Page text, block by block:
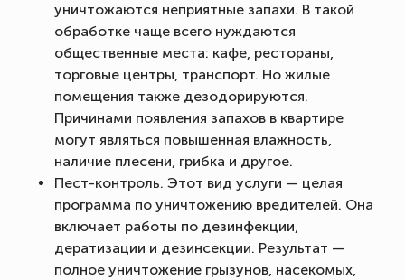
уничтожаются неприятные запахи. В такой
обработке чаще всего нуждаются
общественные места: кафе, рестораны,
торговые центры, транспорт. Но жилые
помещения также дезодорируются.
Причинами появления запахов в квартире
могут являться повышенная влажность,
наличие плесени, грибка и другое.
Пест-контроль. Этот вид услуги — целая
программа по уничтожению вредителей. Она
включает работы по дезинфекции,
дератизации и дезинсекции. Результат —
полное уничтожение грызунов, насекомых,